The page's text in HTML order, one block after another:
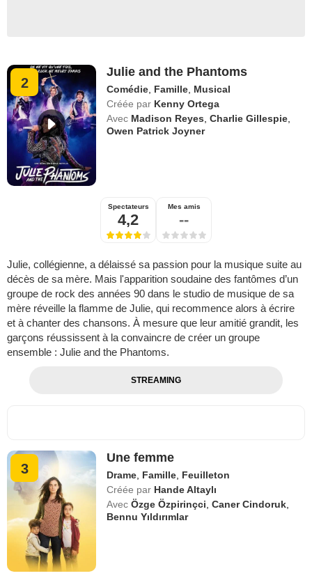
2
Julie and the Phantoms
Comédie Famille Musical
Créée par Kenny Ortega
Avec Madison Reyes ,Charlie Gillespie
Owen Patrick Joyner
Spectateurs
4,2
Mes amis
--
Julie, collégienne, a délaissé sa passion pour la musique suite au
décès de sa mère. Mais l'apparition soudaine des fantômes d’un
groupe de rock des années 90 dans le studio de musique de sa
mère réveille la flamme de Julie, qui recommence alors à écrire
et à chanter des chansons. À mesure que leur amitié grandit, les
garçons réussissent à la convaincre de créer un groupe
ensemble : Julie and the Phantoms.
STREAMING
3
Une femme
Drame Famille Feuilleton
Créée par Hande Altaylı
Avec Özge Özpirinçci ,Caner Cindoruk
Bennu Yıldırımlar